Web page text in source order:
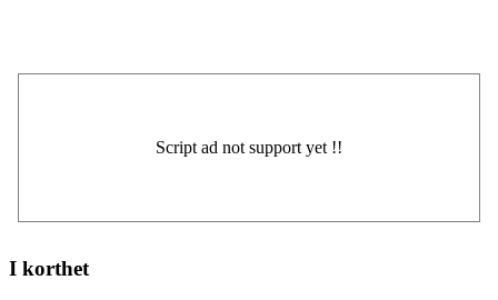
I korthet